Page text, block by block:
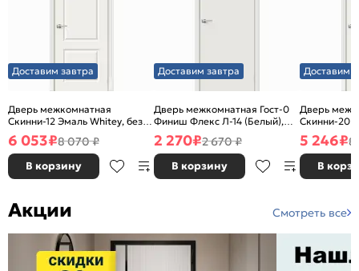
Доставим завтра
Дверь межкомнатная
Скинни-12 Эмаль Whitey, без
декора, глухая, без стекла,
без кромки, скиновая
6 053₽8 070 ₽
В корзину
Доставим завтра
Дверь межкомнатная Гост-0
Финиш Флекс Л-14 (Белый),
глухая, каркасно-щитовая
2 270₽2 670 ₽
В корзину
Доставим
Дверь
Скинни-20
декора,
без кромки,
5 246₽8
В
Акции Смотреть все